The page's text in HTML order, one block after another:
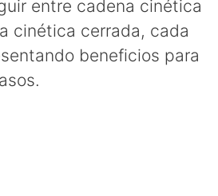
entre cadena cinética
cinética cerrada, cada
beneficios para